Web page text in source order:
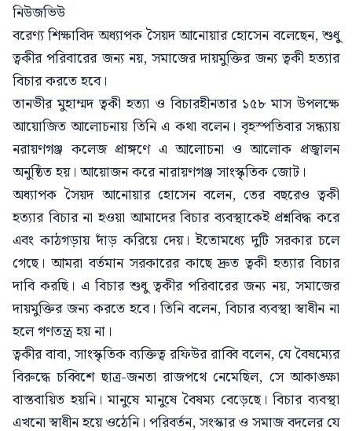
নিউজভিউ
বরেণ্য শিক্ষাবিদ অধ্যাপক সৈয়দ আনোয়ার হোসেন বলেছেন, শুধু
ত্বকীর পরিবারের জন্য নয়, সমাজের দায়মুক্তির জন্য ত্বকী হত্যার
বিচার করতে হবে।
তানভীর মুহাম্মদ ত্বকী হত্যা ও বিচারহীনতার ১৫৮ মাস উপলক্ষে
আয়োজিত আলোচনায় তিনি এ কথা বলেন। বৃহস্পতিবার সন্ধ্যায়
নরায়ণগঞ্জ কলেজ প্রাঙ্গণে এ আলোচনা ও আলোক প্রজ্বালন
অনুষ্ঠিত হয়। আয়োজন করে নারায়ণগঞ্জ সাংস্কৃতিক জোট।
অধ্যাপক সৈয়দ আনোয়ার হোসেন বলেন, তের বছরেও ত্বকী
হত্যার বিচার না হওয়া আমাদের বিচার ব্যবস্থাকেই প্রশ্নবিদ্ধ করে
এবং কাঠগড়ায় দাঁড় করিয়ে দেয়। ইতোমধ্যে দুটি সরকার চলে
গেছে। আমরা বর্তমান সরকারের কাছে দ্রুত ত্বকী হত্যার বিচার
দাবি করছি। এ বিচার শুধু ত্বকীর পরিবারের জন্য নয়, সমাজের
দায়মুক্তির জন্য করতে হবে। তিনি বলেন, বিচার ব্যবস্থা স্বাধীন না
হলে গণতন্ত্র হয় না।
ত্বকীর বাবা, সাংস্কৃতিক ব্যক্তিত্ব রফিউর রাব্বি বলেন, যে বৈষম্যের
বিরুদ্ধে চব্বিশে ছাত্র-জনতা রাজপথে নেমেছিল, সে আকাঙ্ক্ষা
বাস্তবায়িত হয়নি। মানুষে মানুষে বৈষম্য বেড়েছে। বিচার ব্যবস্থা
এখনো স্বাধীন হয়ে ওঠেনি। পরিবর্তন, সংস্কার ও সমাজ বদলের যে